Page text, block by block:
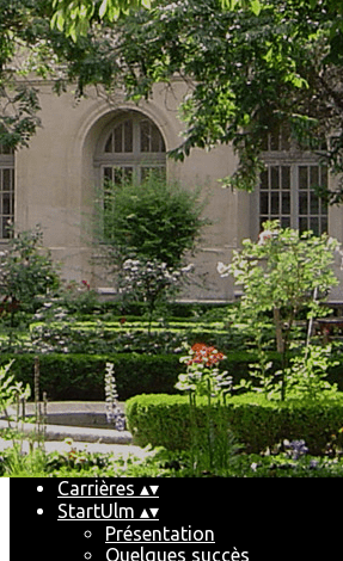
Exporter les lignes sélectionnées
Exporter toutes les colonnes
Exporter uniquement les colonnes
Menu
Ajoutez un logo, un bouton, des
Cliquez pour éditer
Accueil▴▾
Le Club▴▾
Pourquoi et comment
Partenaires
Le conseil d'administration
Les événements▴▾
Les futurs événements
Les récents événements
Historique
Carrières ▴▾
StartUlm ▴▾
Présentation
Quelques succès